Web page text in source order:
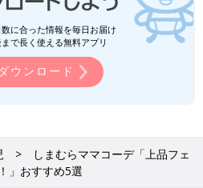
に合った情報を毎日お届け
で長く使える無料アプリ
ウンロード
しまむらママコーデ「上品フェ
」おすすめ5選